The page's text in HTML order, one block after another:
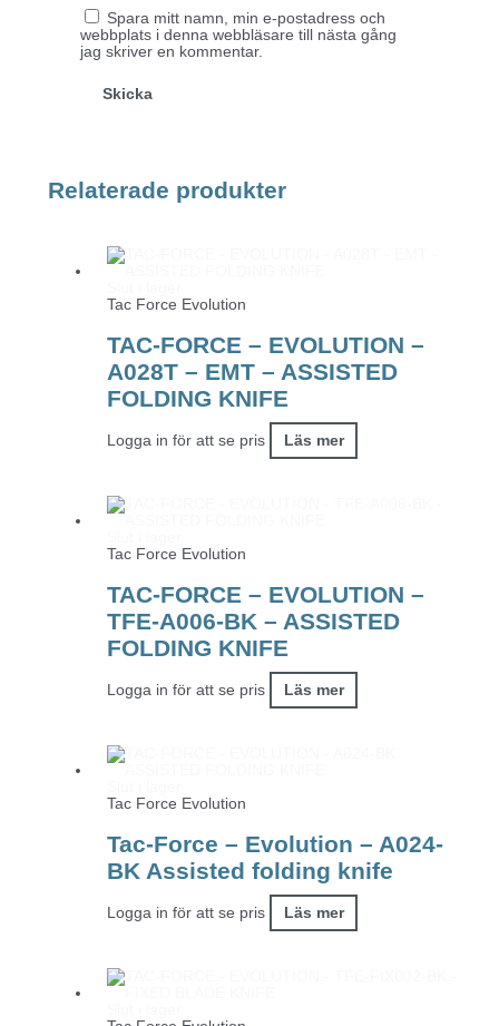
Spara mitt namn, min e-postadress och
webbplats i denna webbläsare till nästa gång
jag skriver en kommentar.
Relaterade produkter
Tac Force Evolution
TAC-FORCE – EVOLUTION –
A028T – EMT – ASSISTED
FOLDING KNIFE
Logga in för att se pris Läs mer
Tac Force Evolution
TAC-FORCE – EVOLUTION –
TFE-A006-BK – ASSISTED
FOLDING KNIFE
Logga in för att se pris Läs mer
Tac Force Evolution
Tac-Force – Evolution – A024-
BK Assisted folding knife
Logga in för att se pris Läs mer